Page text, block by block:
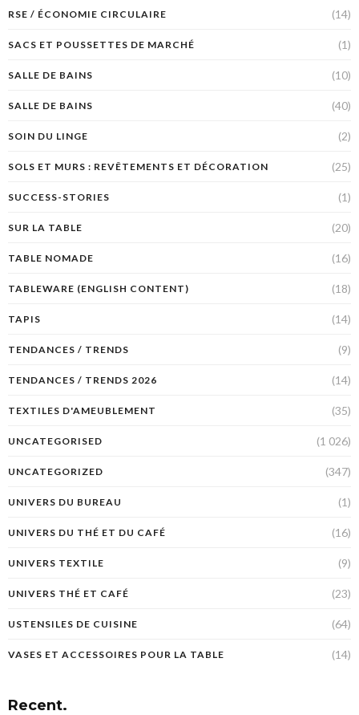
RSE / ÉCONOMIE CIRCULAIRE (14)
SACS ET POUSSETTES DE MARCHÉ (1)
SALLE DE BAINS (10)
SALLE DE BAINS (40)
SOIN DU LINGE (2)
SOLS ET MURS : REVÊTEMENTS ET DÉCORATION (25)
SUCCESS-STORIES (1)
SUR LA TABLE (20)
TABLE NOMADE (16)
TABLEWARE (ENGLISH CONTENT) (18)
TAPIS (14)
TENDANCES / TRENDS (9)
TENDANCES / TRENDS 2026 (14)
TEXTILES D'AMEUBLEMENT (35)
UNCATEGORISED (1 026)
UNCATEGORIZED (347)
UNIVERS DU BUREAU (1)
UNIVERS DU THÉ ET DU CAFÉ (16)
UNIVERS TEXTILE (9)
UNIVERS THÉ ET CAFÉ (23)
USTENSILES DE CUISINE (64)
VASES ET ACCESSOIRES POUR LA TABLE (14)
Recent.